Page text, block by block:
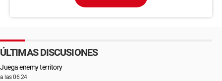
ÚLTIMAS DISCUSIONES
Juega enemy territory
a las 06:24